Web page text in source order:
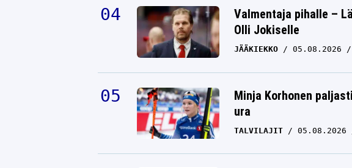
Valmentaja pihalle –
Olli Jokiselle
JÄÄKIEKKO 05.08.2026
Minja Korhonen
ura
TALVILAJIT 05.08.2026